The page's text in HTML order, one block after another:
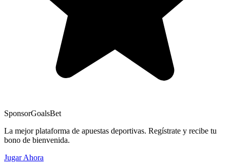
SponsorGoalsBet
La mejor plataforma de apuestas deportivas. Regístrate y recibe tu
bono de bienvenida.
Jugar Ahora